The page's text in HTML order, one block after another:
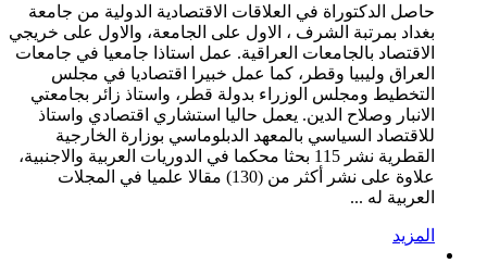
حاصل الدكتوراة في العلاقات الاقتصادية الدولية من جامعة
بغداد بمرتبة الشرف ، الاول على الجامعة، والاول على خريجي
الاقتصاد بالجامعات العراقية. عمل استاذا جامعيا في جامعات
العراق وليبيا وقطر، كما عمل خبيرا اقتصاديا في مجلس
التخطيط ومجلس الوزراء بدولة قطر، واستاذ زائر بجامعتي
الانبار وصلاح الدين. يعمل حاليا استشاري اقتصادي واستاذ
للاقتصاد السياسي بالمعهد الدبلوماسي بوزارة الخارجية
القطرية نشر 115 بحثا محكما في الدوريات العربية والاجنبية،
علاوة على نشر أكثر من (130) مقالا علميا في المجلات
العربية له ...
المزيد